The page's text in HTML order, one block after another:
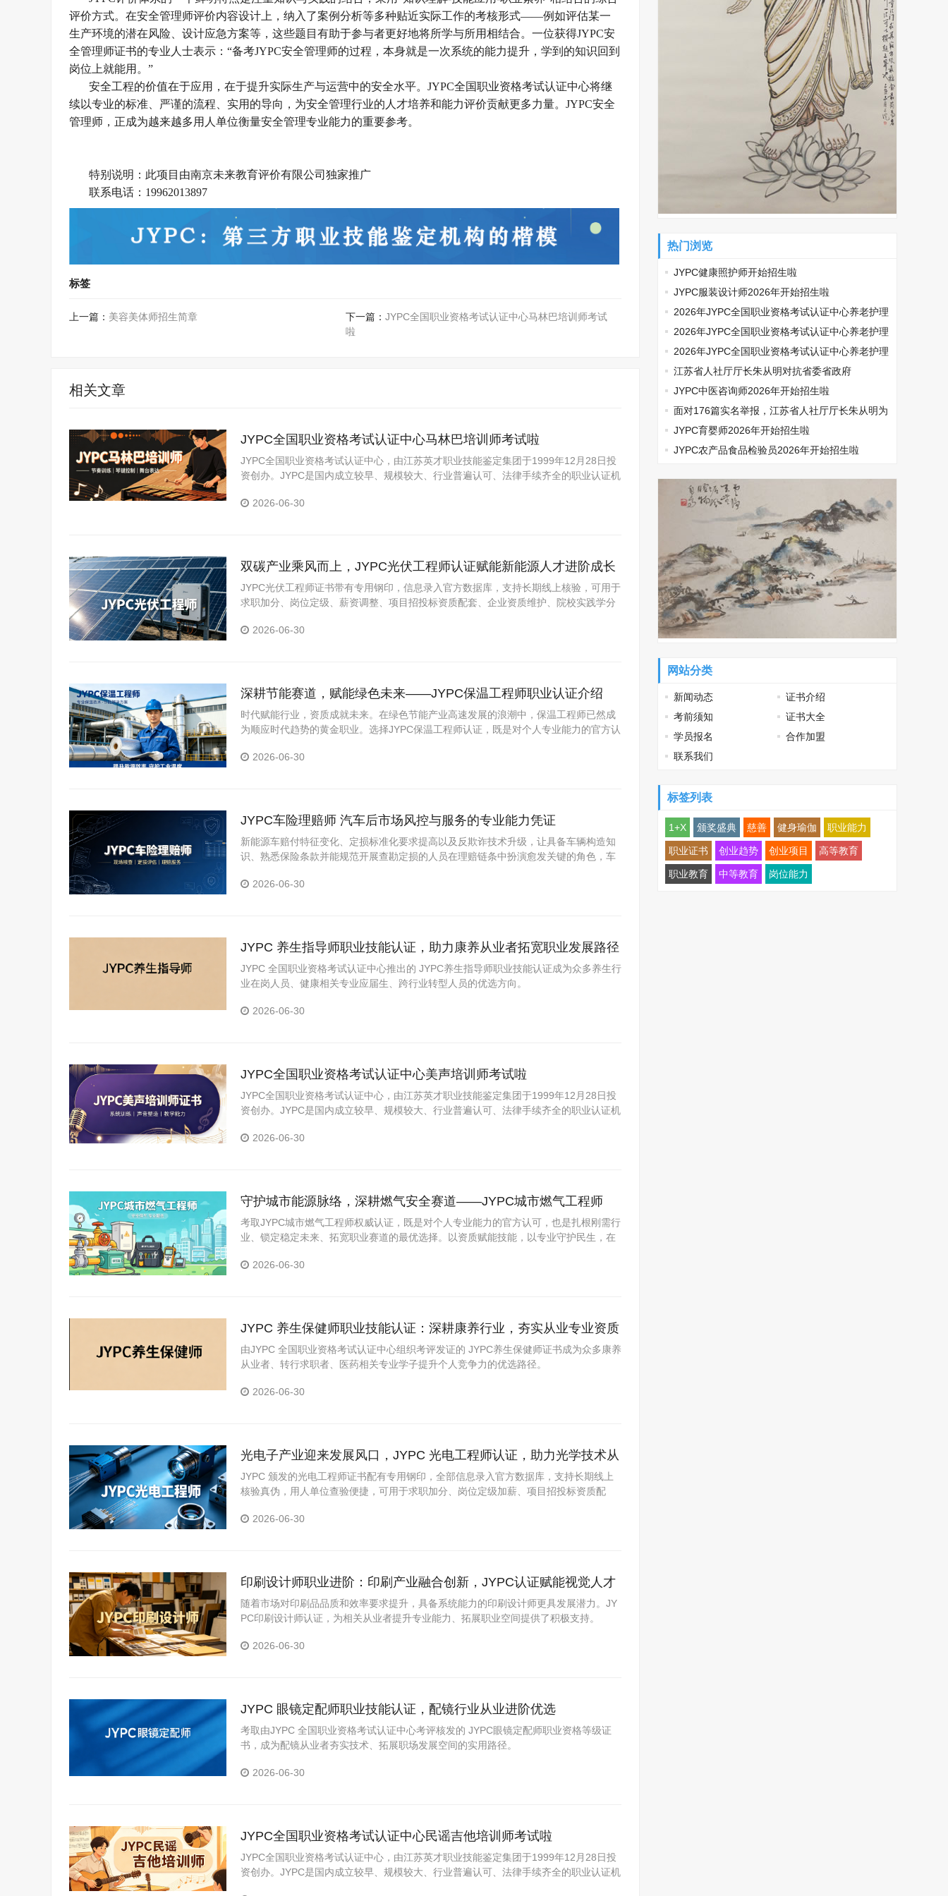
评价方式。在安全管理师评价内容设计上，纳入了案例分析等多种贴近实际工作的考核形式——例如评估某一
生产环境的潜在风险、设计应急方案等，这些题目有助于参与者更好地将所学与所用相结合。一位获得JYPC安
全管理师证书的专业人士表示：“备考JYPC安全管理师的过程，本身就是一次系统的能力提升，学到的知识回到
岗位上就能用。”
安全工程的价值在于应用，在于提升实际生产与运营中的安全水平。 JYPC全国职业资格考试认证中心将继
续以专业的标准、严谨的流程、实用的导向，为安全管理行业的人才培养和能力评价贡献更多力量。JYPC安全
管理师，正成为越来越多用人单位衡量安全管理专业能力的重要参考。
特别说明：此项目由南京未来教育评价有限公司独家推广
联系电话： 19962013897
标签
上一篇： 美容美体师招生简章 下一篇： JYPC全国职业资格考试认证中心马林巴培训师考试
啦
相关文章
JYPC全国职业资格考试认证中心马林巴培训师考试啦
JYPC全国职业资格考试认证中心，由江苏英才职业技能鉴定集团于1999年12月28日投
资创办。JYPC是国内成立较早、规模较大、行业普遍认可、法律手续齐全的职业认证机
2026-06-30
双碳产业乘风而上，JYPC光伏工程师认证赋能新能源人才进阶成长
JYPC光伏工程师证书带有专用钢印，信息录入官方数据库，支持长期线上核验，可用于
求职加分、岗位定级、薪资调整、项目招投标资质配套、企业资质维护、院校实践学分
2026-06-30
深耕节能赛道，赋能绿色未来——JYPC保温工程师职业认证介绍
时代赋能行业，资质成就未来。在绿色节能产业高速发展的浪潮中，保温工程师已然成
为顺应时代趋势的黄金职业。选择JYPC保温工程师认证，既是对个人专业能力的官方认
2026-06-30
JYPC车险理赔师 汽车后市场风控与服务的专业能力凭证
新能源车赔付特征变化、定损标准化要求提高以及反欺诈技术升级，让具备车辆构造知
识、熟悉保险条款并能规范开展查勘定损的人员在理赔链条中扮演愈发关键的角色，车
2026-06-30
JYPC 养生指导师职业技能认证，助力康养从业者拓宽职业发展路径
JYPC 全国职业资格考试认证中心推出的 JYPC养生指导师职业技能认证成为众多养生行
业在岗人员、健康相关专业应届生、跨行业转型人员的优选方向。
2026-06-30
JYPC全国职业资格考试认证中心美声培训师考试啦
JYPC全国职业资格考试认证中心，由江苏英才职业技能鉴定集团于1999年12月28日投
资创办。JYPC是国内成立较早、规模较大、行业普遍认可、法律手续齐全的职业认证机
2026-06-30
守护城市能源脉络，深耕燃气安全赛道——JYPC城市燃气工程师
考取JYPC城市燃气工程师权威认证，既是对个人专业能力的官方认可，也是扎根刚需行
业、锁定稳定未来、拓宽职业赛道的最优选择。以资质赋能技能，以专业守护民生，在
2026-06-30
JYPC 养生保健师职业技能认证：深耕康养行业，夯实从业专业资质
由JYPC 全国职业资格考试认证中心组织考评发证的 JYPC养生保健师证书成为众多康养
从业者、转行求职者、医药相关专业学子提升个人竞争力的优选路径。
2026-06-30
光电子产业迎来发展风口，JYPC 光电工程师认证，助力光学技术从
业者拓宽上升通道
JYPC 颁发的光电工程师证书配有专用钢印，全部信息录入官方数据库，支持长期线上
核验真伪，用人单位查验便捷，可用于求职加分、岗位定级加薪、项目招投标资质配
式，从报名咨询、备考指导、组织考核到证书发放、档案录入，配备专属客服全程跟
2026-06-30
印刷设计师职业进阶：印刷产业融合创新，JYPC认证赋能视觉人才
发展
随着市场对印刷品品质和效率要求提升，具备系统能力的印刷设计师更具发展潜力。JY
PC印刷设计师认证，为相关从业者提升专业能力、拓展职业空间提供了积极支持。
2026-06-30
JYPC 眼镜定配师职业技能认证，配镜行业从业进阶优选
考取由JYPC 全国职业资格考试认证中心考评核发的 JYPC眼镜定配师职业资格等级证
书，成为配镜从业者夯实技术、拓展职场发展空间的实用路径。
2026-06-30
JYPC全国职业资格考试认证中心民谣吉他培训师考试啦
JYPC全国职业资格考试认证中心，由江苏英才职业技能鉴定集团于1999年12月28日投
资创办。JYPC是国内成立较早、规模较大、行业普遍认可、法律手续齐全的职业认证机
热门浏览
JYPC健康照护师开始招生啦
JYPC服装设计师2026年开始招生啦
2026年JYPC全国职业资格考试认证中心养老护理
师开始报名啦
2026年JYPC全国职业资格考试认证中心养老护理
师开始报名啦
2026年JYPC全国职业资格考试认证中心养老护理
师开始报名啦
江苏省人社厅厅长朱从明对抗省委省政府
JYPC中医咨询师2026年开始招生啦
面对176篇实名举报，江苏省人社厅厅长朱从明为
何选择沉默
JYPC育婴师2026年开始招生啦
JYPC农产品食品检验员2026年开始招生啦
网站分类
新闻动态
证书介绍
考前须知
证书大全
学员报名
合作加盟
联系我们
标签列表
1+X 颁奖盛典 慈善 健身瑜伽 职业能力
职业证书 创业趋势 创业项目 高等教育
职业教育 中等教育 岗位能力